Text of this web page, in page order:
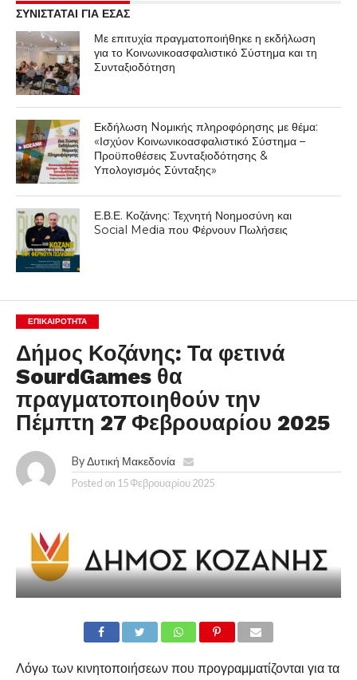
ΣΥΝΙΣΤΑΤΑΙ ΓΙΑ ΕΣΑΣ
Με επιτυχία πραγματοποιήθηκε η εκδήλωση
για το Κοινωνικοασφαλιστικό Σύστημα και τη
Συνταξιοδότηση
Εκδήλωση Nομικής πληροφόρησης με θέμα:
«Ισχύον Κοινωνικοασφαλιστικό Σύστημα –
Προϋποθέσεις Συνταξιοδότησης &
Υπολογισμός Σύνταξης»
Ε.Β.Ε. Κοζάνης: Τεχνητή Νοημοσύνη και
Social Media που Φέρνουν Πωλήσεις
ΕΠΙΚΑΙΡΟΤΗΤΑ
Δήμος Κοζάνης: Τα φετινά
SourdGames θα
πραγματοποιηθούν την
Πέμπτη 27 Φεβρουαρίου 2025
By Δυτική Μακεδονία
Posted on 15 Φεβρουαρίου 2025
Λόγω των κινητοποιήσεων που προγραμματίζονται για τα